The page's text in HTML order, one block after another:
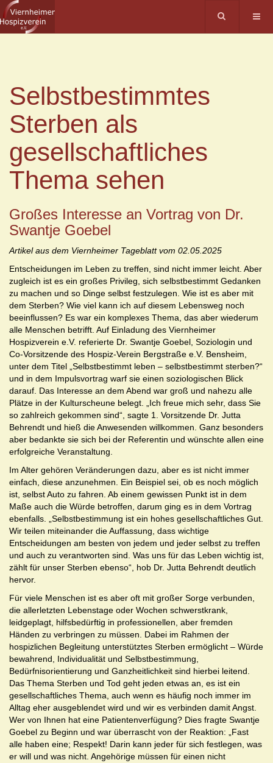
Selbstbestimmtes
Sterben als
gesellschaftliches
Thema sehen
Großes Interesse an Vortrag von Dr.
Swantje Goebel
Artikel aus dem Viernheimer Tageblatt vom 02.05.2025
Entscheidungen im Leben zu treffen, sind nicht immer leicht. Aber
zugleich ist es ein großes Privileg, sich selbstbestimmt Gedanken
zu machen und so Dinge selbst festzulegen. Wie ist es aber mit
dem Sterben? Wie viel kann ich auf diesem Lebensweg noch
beeinflussen? Es war ein komplexes Thema, das aber wiederum
alle Menschen betrifft. Auf Einladung des Viernheimer
Hospizverein e.V. referierte Dr. Swantje Goebel, Soziologin und
Co-Vorsitzende des Hospiz-Verein Bergstraße e.V. Bensheim,
unter dem Titel „Selbstbestimmt leben – selbstbestimmt sterben?“
und in dem Impulsvortrag warf sie einen soziologischen Blick
darauf. Das Interesse an dem Abend war groß und nahezu alle
Plätze in der Kulturscheune belegt. „Ich freue mich sehr, dass Sie
so zahlreich gekommen sind“, sagte 1. Vorsitzende Dr. Jutta
Behrendt und hieß die Anwesenden willkommen. Ganz besonders
aber bedankte sie sich bei der Referentin und wünschte allen eine
erfolgreiche Veranstaltung.
Im Alter gehören Veränderungen dazu, aber es ist nicht immer
einfach, diese anzunehmen. Ein Beispiel sei, ob es noch möglich
ist, selbst Auto zu fahren. Ab einem gewissen Punkt ist in dem
Maße auch die Würde betroffen, darum ging es in dem Vortrag
ebenfalls. „Selbstbestimmung ist ein hohes gesellschaftliches Gut.
Wir teilen miteinander die Auffassung, dass wichtige
Entscheidungen am besten von jedem und jeder selbst zu treffen
und auch zu verantworten sind. Was uns für das Leben wichtig ist,
zählt für unser Sterben ebenso“, hob Dr. Jutta Behrendt deutlich
hervor.
Für viele Menschen ist es aber oft mit großer Sorge verbunden,
die allerletzten Lebenstage oder Wochen schwerstkrank,
leidgeplagt, hilfsbedürftig in professionellen, aber fremden
Händen zu verbringen zu müssen. Dabei im Rahmen der
hospizlichen Begleitung unterstütztes Sterben ermöglicht – Würde
bewahrend, Individualität und Selbstbestimmung,
Bedürfnisorientierung und Ganzheitlichkeit sind hierbei leitend.
Das Thema Sterben und Tod geht jeden etwas an, es ist ein
gesellschaftliches Thema, auch wenn es häufig noch immer im
Alltag eher ausgeblendet wird und wir es verbinden damit Angst.
Wer von Ihnen hat eine Patientenverfügung? Dies fragte Swantje
Goebel zu Beginn und war überrascht von der Reaktion: „Fast
alle haben eine; Respekt! Darin kann jeder für sich festlegen, was
er will und was nicht. Angehörige müssen für einen nicht